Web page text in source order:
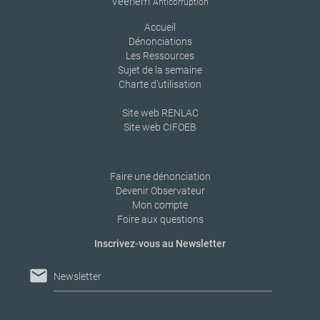
Accueil
Dénonciations
Les Ressources
Sujet de la semaine
Charte d’utilisation
Site web RENLAC
Site web CIFOEB
Faire une dénonciation
Devenir Observateur
Mon compte
Foire aux questions
Inscrivez-vous au Newsletter
mail Newsletter